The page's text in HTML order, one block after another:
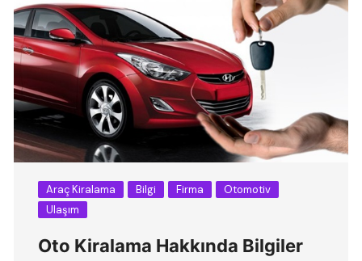
Araç Kiralama Bilgi Firma
Otomotiv
Ulaşım
Oto Kiralama Hakkında Bilgiler